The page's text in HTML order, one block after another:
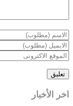
اخر الأخبار